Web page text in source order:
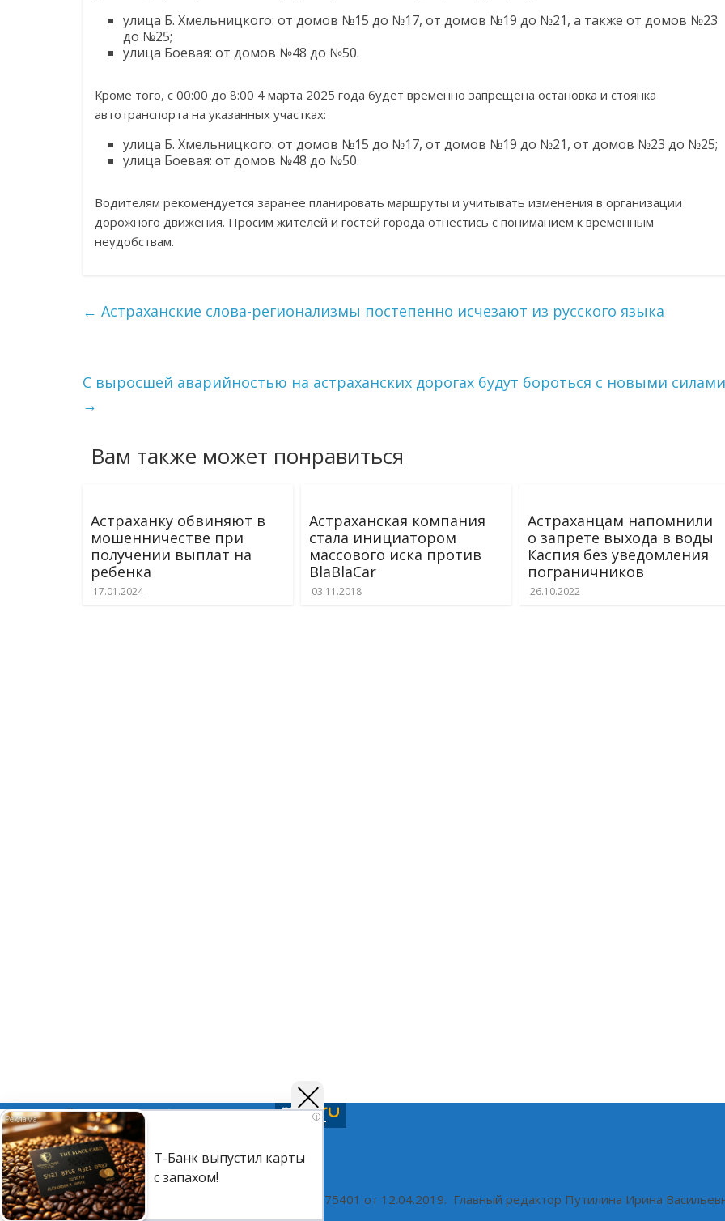
улица Б. Хмельницкого: от домов №15 до №17, от домов №19 до №21, а также от домов №23
до №25;
улица Боевая: от домов №48 до №50.
Кроме того, с 00:00 до 8:00 4 марта 2025 года будет временно запрещена остановка и стоянка
автотранспорта на указанных участках:
улица Б. Хмельницкого: от домов №15 до №17, от домов №19 до №21, от домов №23 до №25;
улица Боевая: от домов №48 до №50.
Водителям рекомендуется заранее планировать маршруты и учитывать изменения в организации
дорожного движения. Просим жителей и гостей города отнестись с пониманием к временным
неудобствам.
← Астраханские слова-регионализмы постепенно исчезают из русского языка
С выросшей аварийностью на астраханских дорогах будут бороться с новыми силами
→
Вам также может понравиться
Астраханку обвиняют в
мошенничестве при
получении выплат на
ребенка
17.01.2024
Астраханская компания
стала инициатором
массового иска против
BlaBlaCar
03.11.2018
Астраханцам напомнили
о запрете выхода в воды
Каспия без уведомления
пограничников
26.10.2022
i
Т-Банк выпустил карты
с запахом!
Подписывайтесь на нас вTelegram,ДзениВк
©Астраханский листок.
(16+) Реестровая запись Роскомнадзора ЭЛ № ФС 77 - 75401 от 12.04.2019. Главный редактор Путилина Ирина